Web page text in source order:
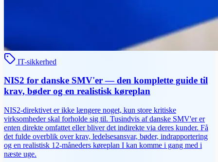
IT-sikkerhed
NIS2 for danske SMV'er — den komplette guide til
krav, bøder og en realistisk køreplan
NIS2-direktivet er ikke længere noget, kun store kritiske
virksomheder skal forholde sig til. Tusindvis af danske SMV'er er
enten direkte omfattet eller bliver det indirekte via deres kunder. Få
det fulde overblik over krav, ledelsesansvar, bøder, indrapportering
og en realistisk 12-måneders køreplan I kan komme i gang med i
næste uge.